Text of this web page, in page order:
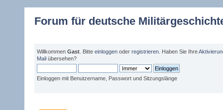
Forum für deutsche
Willkommen Gast . Bitte einloggen oder registrieren . Haben Sie Ihre
Mail übersehen?
Einloggen mit Benutzername, Passwort und Sitzungslänge